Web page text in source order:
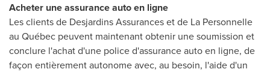
Acheter une assurance auto en ligne
Les clients de Desjardins Assurances et de La Personnelle
au Québec peuvent maintenant obtenir une soumission et
conclure l'achat d'une police d'assurance auto en ligne, de
façon entièrement autonome avec, au besoin, l'aide d'un